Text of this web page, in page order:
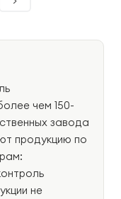
чем 150-
завода
продукцию по
не